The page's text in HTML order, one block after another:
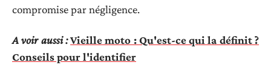
compromise par négligence.
A voir aussi : Vieille moto : Qu'est-ce qui la définit ?
Conseils pour l'identifier